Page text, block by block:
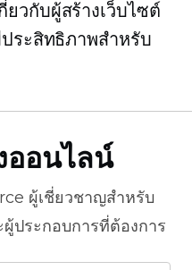
วกับผู้สร้างเว็บไซต์
ประสิทธิภาพสำหรับ
ออนไลน์
ผู้เชี่ยวชาญสำหรับ
ประกอบการที่ต้องการ